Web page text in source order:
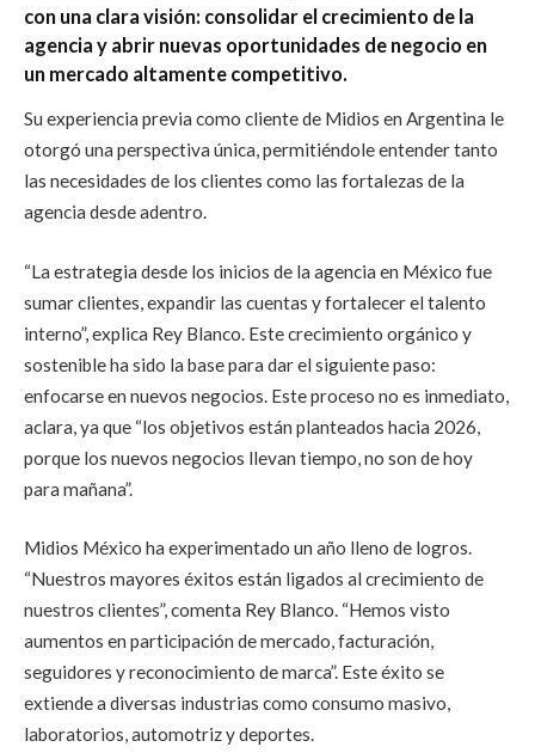
con una clara visión: consolidar el crecimiento de la
agencia y abrir nuevas oportunidades de negocio en
un mercado altamente competitivo.
Su experiencia previa como cliente de Midios en Argentina le
otorgó una perspectiva única, permitiéndole entender tanto
las necesidades de los clientes como las fortalezas de la
agencia desde adentro.
“La estrategia desde los inicios de la agencia en México fue
sumar clientes, expandir las cuentas y fortalecer el talento
interno”, explica Rey Blanco. Este crecimiento orgánico y
sostenible ha sido la base para dar el siguiente paso:
enfocarse en nuevos negocios. Este proceso no es inmediato,
aclara, ya que “los objetivos están planteados hacia 2026,
porque los nuevos negocios llevan tiempo, no son de hoy
para mañana”.
Midios México ha experimentado un año lleno de logros.
“Nuestros mayores éxitos están ligados al crecimiento de
nuestros clientes”, comenta Rey Blanco. “Hemos visto
aumentos en participación de mercado, facturación,
seguidores y reconocimiento de marca”. Este éxito se
extiende a diversas industrias como consumo masivo,
laboratorios, automotriz y deportes.